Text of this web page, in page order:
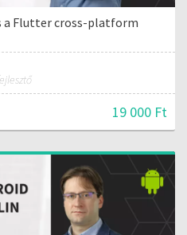
a Flutter cross-platform
19 000 Ft